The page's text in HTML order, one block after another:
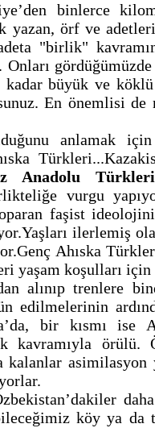
binlerce
yazan, örf ve
"birlik" kavramını
Onları
büyük ve
En önemlisi
anlamak
Anadolu
vurgu
faşist
ilerlemiş
Ahıska
yaşam koşulları için
alınıp trenlere
edilmelerinin
bir kısmı ise
kavramıyla örülü.
kalanlar
köy ya da